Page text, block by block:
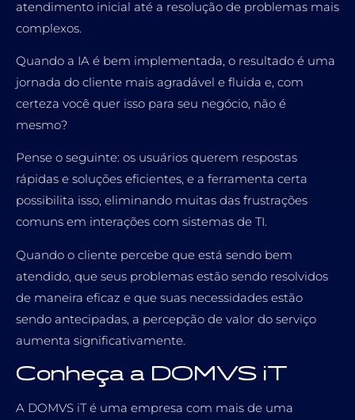
atendimento inicial até a resolução de problemas mais
complexos.
Quando a IA é bem implementada, o resultado é uma
jornada do cliente mais agradável e fluida e, com
certeza você quer isso para seu negócio, não é
mesmo?
Pense o seguinte: os usuários querem respostas
rápidas e soluções eficientes, e a ferramenta certa
possibilita isso, eliminando muitas das frustrações
comuns em interações com sistemas de TI.
Quando o cliente percebe que está sendo bem
atendido, que seus problemas estão sendo resolvidos
de maneira eficaz e que suas necessidades estão
sendo antecipadas, a percepção de valor do serviço
aumenta significativamente.
Conheça a DOMVS iT
A DOMVS iT é uma empresa com mais de uma